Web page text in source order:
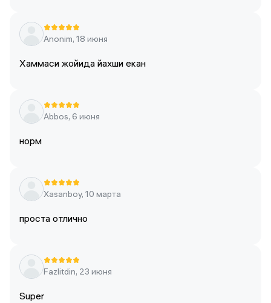
Anonim, 18 июня
Хаммаси жойида йахши екан
Abbos, 6 июня
норм
Xasanboy, 10 марта
проста отлично
Fazlitdin, 23 июня
Super